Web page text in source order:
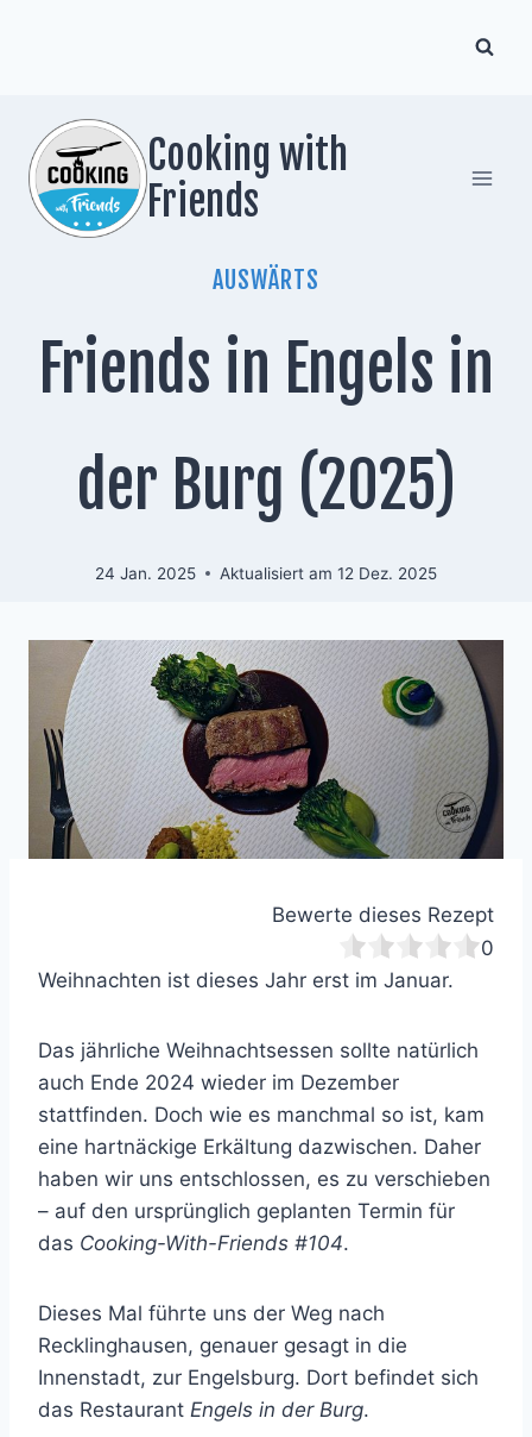
Cooking with
Friends
AUSWÄRTS
Friends in Engels in
der Burg (2025)
24 Jan. 2025 Aktualisiert am 12 Dez. 2025
Bewerte dieses Rezept
0
Weihnachten ist dieses Jahr erst im Januar.
Das jährliche Weihnachtsessen sollte natürlich
auch Ende 2024 wieder im Dezember
stattfinden. Doch wie es manchmal so ist, kam
eine hartnäckige Erkältung dazwischen. Daher
haben wir uns entschlossen, es zu verschieben
– auf den ursprünglich geplanten Termin für
das Cooking-With-Friends #104.
Dieses Mal führte uns der Weg nach
Recklinghausen, genauer gesagt in die
Innenstadt, zur Engelsburg. Dort befindet sich
das Restaurant Engels in der Burg.